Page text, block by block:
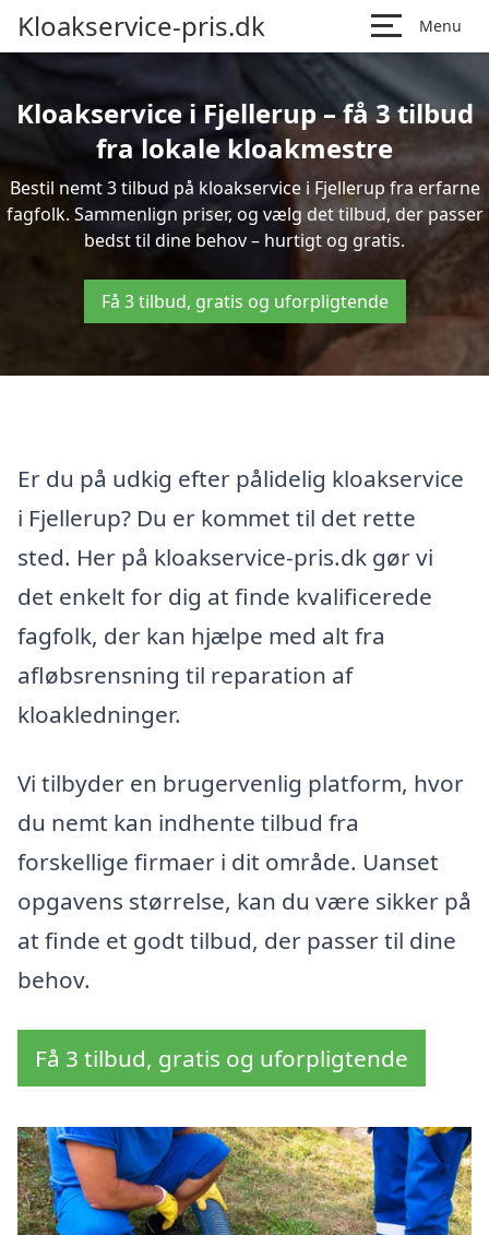
Kloakservice-pris.dk Menu
Kloakservice i Fjellerup – få 3 tilbud
fra lokale kloakmestre
Bestil nemt 3 tilbud på kloakservice i Fjellerup fra erfarne
fagfolk. Sammenlign priser, og vælg det tilbud, der passer
bedst til dine behov – hurtigt og gratis.
Få 3 tilbud, gratis og uforpligtende
Er du på udkig efter pålidelig kloakservice
i Fjellerup? Du er kommet til det rette
sted. Her på kloakservice-pris.dk gør vi
det enkelt for dig at finde kvalificerede
fagfolk, der kan hjælpe med alt fra
afløbsrensning til reparation af
kloakledninger.
Vi tilbyder en brugervenlig platform, hvor
du nemt kan indhente tilbud fra
forskellige firmaer i dit område. Uanset
opgavens størrelse, kan du være sikker på
at finde et godt tilbud, der passer til dine
behov.
Få 3 tilbud, gratis og uforpligtende